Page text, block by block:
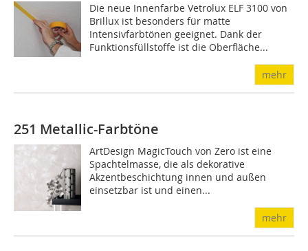
Die neue Innenfarbe Vetrolux ELF 3100 von
Brillux ist besonders für matte
Intensivfarbtönen geeignet. Dank der
Funktionsfüllstoffe ist die Oberfläche...
mehr
251 Metallic-Farbtöne
ArtDesign MagicTouch von Zero ist eine
Spachtelmasse, die als dekorative
Akzentbeschichtung innen und außen
einsetzbar ist und einen...
mehr